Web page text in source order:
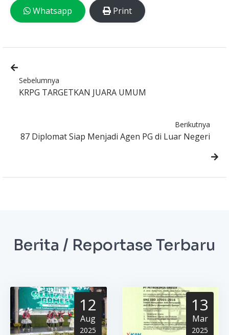
Whatsapp Print
Sebelumnya
KRPG TARGETKAN JUARA UMUM
Berikutnya
87 Diplomat Siap Menjadi Agen PG di Luar Negeri
Berita / Reportase Terbaru
12
Aug
2025
13
Mar
2025